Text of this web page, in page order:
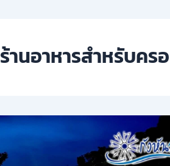
ร้านอาหารสำหรับค